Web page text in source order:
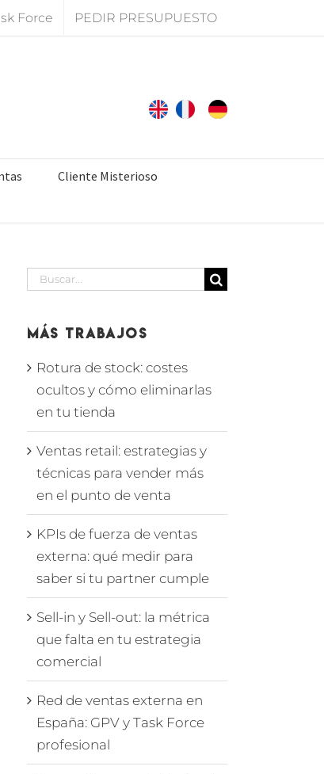
Force PEDIR PRESUPUESTO
Cliente Misterioso
Buscar:
Más Trabajos
Rotura de stock: costes
ocultos y cómo eliminarlas
en tu tienda
Ventas retail: estrategias y
técnicas para vender más
en el punto de venta
KPIs de fuerza de ventas
externa: qué medir para
saber si tu partner cumple
Sell-in y Sell-out: la métrica
que falta en tu estrategia
comercial
Red de ventas externa en
España: GPV y Task Force
profesional